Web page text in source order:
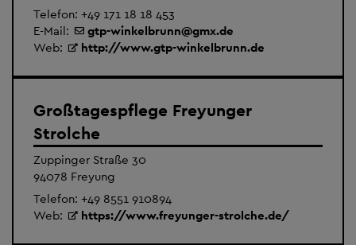
Telefon: +49 171 18 18 453
E-Mail:
gtp-winkelbrunn@gmx.de
Web:
http://www.gtp-winkelbrunn.de
Großtagespflege Freyunger
Strolche
Zuppinger Straße 30
94078 Freyung
Telefon: +49 8551 910894
Web:
https://www.freyunger-strolche.de/